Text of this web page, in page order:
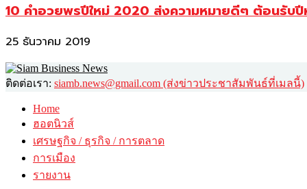
10 คำอวยพรปีใหม่ 2020 ส่งความหมายดีๆ ต้อนรับ
25 ธันวาคม 2019
ติดต่อเรา: siamb.news@gmail.com (ส่งข่าวประชาสัมพันธ์ที่เมลนี้)
Home
ฮอตนิวส์
เศรษฐกิจ / ธุรกิจ / การตลาด
การเมือง
รายงาน